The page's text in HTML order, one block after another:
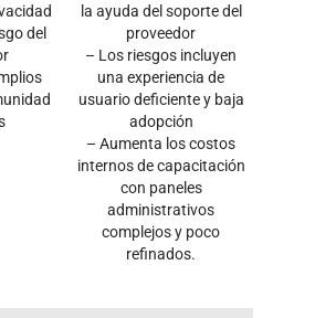
del
la ayuda del soporte del
proveedor
– Los riesgos incluyen
una experiencia de
usuario deficiente y baja
adopción
– Aumenta los costos
internos de capacitación
con paneles
administrativos
complejos y poco
refinados.